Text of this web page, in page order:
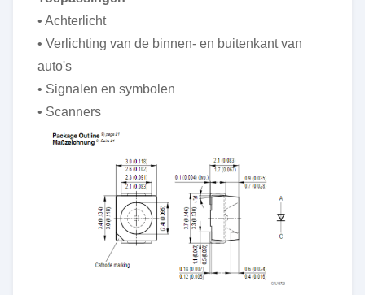
• Achterlicht
• Verlichting van de binnen- en buitenkant van
auto's
• Signalen en symbolen
• Scanners